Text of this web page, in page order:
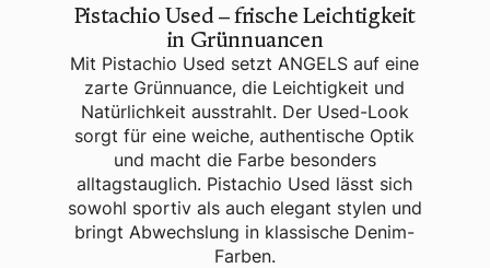
Pistachio Used – frische Leichtigkeit
in Grünnuancen
Mit Pistachio Used setzt ANGELS auf eine
zarte Grünnuance, die Leichtigkeit und
Natürlichkeit ausstrahlt. Der Used-Look
sorgt für eine weiche, authentische Optik
und macht die Farbe besonders
alltagstauglich. Pistachio Used lässt sich
sowohl sportiv als auch elegant stylen und
bringt Abwechslung in klassische Denim-
Farben.